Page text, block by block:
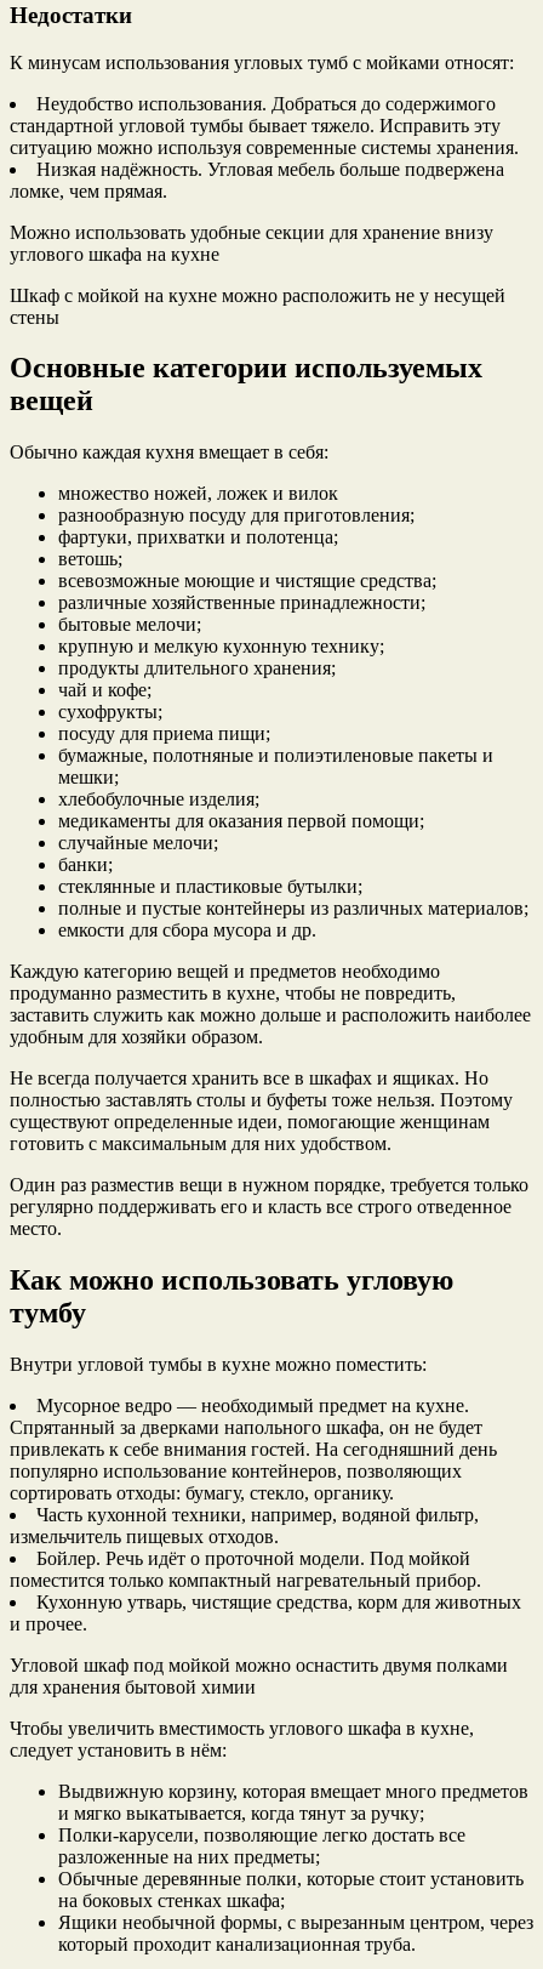
Недостатки
К минусам использования угловых тумб с мойками относят:
Неудобство использования. Добраться до содержимого
стандартной угловой тумбы бывает тяжело. Исправить эту
ситуацию можно используя современные системы хранения.
Низкая надёжность. Угловая мебель больше подвержена
ломке, чем прямая.
Можно использовать удобные секции для хранение внизу
углового шкафа на кухне
Шкаф с мойкой на кухне можно расположить не у несущей
стены
Основные категории используемых
вещей
Обычно каждая кухня вмещает в себя:
множество ножей, ложек и вилок
разнообразную посуду для приготовления;
фартуки, прихватки и полотенца;
ветошь;
всевозможные моющие и чистящие средства;
различные хозяйственные принадлежности;
бытовые мелочи;
крупную и мелкую кухонную технику;
продукты длительного хранения;
чай и кофе;
сухофрукты;
посуду для приема пищи;
бумажные, полотняные и полиэтиленовые пакеты и
мешки;
хлебобулочные изделия;
медикаменты для оказания первой помощи;
случайные мелочи;
банки;
стеклянные и пластиковые бутылки;
полные и пустые контейнеры из различных материалов;
емкости для сбора мусора и др.
Каждую категорию вещей и предметов необходимо
продуманно разместить в кухне, чтобы не повредить,
заставить служить как можно дольше и расположить наиболее
удобным для хозяйки образом.
Не всегда получается хранить все в шкафах и ящиках. Но
полностью заставлять столы и буфеты тоже нельзя. Поэтому
существуют определенные идеи, помогающие женщинам
готовить с максимальным для них удобством.
Один раз разместив вещи в нужном порядке, требуется только
регулярно поддерживать его и класть все строго отведенное
место.
Как можно использовать угловую
тумбу
Внутри угловой тумбы в кухне можно поместить:
Мусорное ведро — необходимый предмет на кухне.
Спрятанный за дверками напольного шкафа, он не будет
привлекать к себе внимания гостей. На сегодняшний день
популярно использование контейнеров, позволяющих
сортировать отходы: бумагу, стекло, органику.
Часть кухонной техники, например, водяной фильтр,
измельчитель пищевых отходов.
Бойлер. Речь идёт о проточной модели. Под мойкой
поместится только компактный нагревательный прибор.
Кухонную утварь, чистящие средства, корм для животных
и прочее.
Угловой шкаф под мойкой можно оснастить двумя полками
для хранения бытовой химии
Чтобы увеличить вместимость углового шкафа в кухне,
следует установить в нём:
Выдвижную корзину, которая вмещает много предметов
и мягко выкатывается, когда тянут за ручку;
Полки-карусели, позволяющие легко достать все
разложенные на них предметы;
Обычные деревянные полки, которые стоит установить
на боковых стенках шкафа;
Ящики необычной формы, с вырезанным центром, через
который проходит канализационная труба.